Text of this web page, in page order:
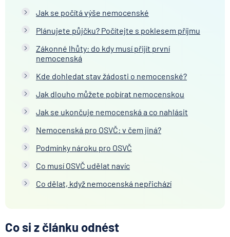
Jak se počítá výše nemocenské
Plánujete půjčku? Počítejte s poklesem příjmu
Zákonné lhůty: do kdy musí přijít první
nemocenská
Kde dohledat stav žádosti o nemocenské?
Jak dlouho můžete pobírat nemocenskou
Jak se ukončuje nemocenská a co nahlásit
Nemocenská pro OSVČ: v čem jiná?
Podmínky nároku pro OSVČ
Co musí OSVČ udělat navíc
Co dělat, když nemocenská nepřichází
Co si z článku odnést